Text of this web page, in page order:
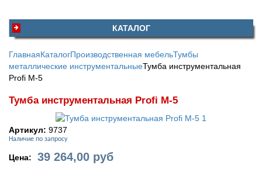
КАТАЛОГ
ГлавнаяКаталогПроизводственная мебельТумбы
металлические инструментальныеТумба инструментальная
Profi М-5
Тумба инструментальная Profi М-5
Артикул: 9737
Наличие по запросу
Цена: 39 264,00 руб